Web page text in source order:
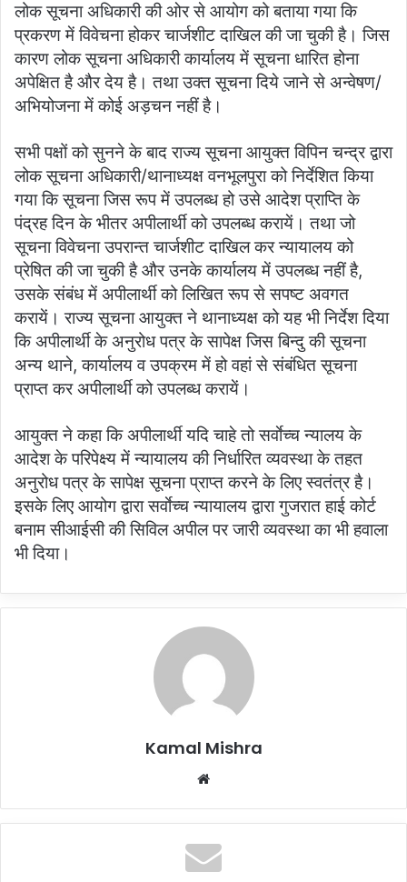
लोक सूचना अधिकारी की ओर से आयोग को बताया गया कि
प्रकरण में विवेचना होकर चार्जशीट दाखिल की जा चुकी है। जिस
कारण लोक सूचना अधिकारी कार्यालय में सूचना धारित होना
अपेक्षित है और देय है। तथा उक्त सूचना दिये जाने से अन्वेषण/
अभियोजना में कोई अड़चन नहीं है।
सभी पक्षों को सुनने के बाद राज्य सूचना आयुक्त विपिन चन्द्र द्वारा
लोक सूचना अधिकारी/थानाध्यक्ष वनभूलपुरा को निर्देशित किया
गया कि सूचना जिस रूप में उपलब्ध हो उसे आदेश प्राप्ति के
पंद्रह दिन के भीतर अपीलार्थी को उपलब्ध करायें। तथा जो
सूचना विवेचना उपरान्त चार्जशीट दाखिल कर न्यायालय को
प्रेषित की जा चुकी है और उनके कार्यालय में उपलब्ध नहीं है,
उसके संबंध में अपीलार्थी को लिखित रूप से सपष्ट अवगत
करायें। राज्य सूचना आयुक्त ने थानाध्यक्ष को यह भी निर्देश दिया
कि अपीलार्थी के अनुरोध पत्र के सापेक्ष जिस बिन्दु की सूचना
अन्य थाने, कार्यालय व उपक्रम में हो वहां से संबंधित सूचना
प्राप्त कर अपीलार्थी को उपलब्ध करायें।
आयुक्त ने कहा कि अपीलार्थी यदि चाहे तो सर्वाेच्च न्यालय के
आदेश के परिपेक्ष्य में न्यायालय की निर्धारित व्यवस्था के तहत
अनुरोध पत्र के सापेक्ष सूचना प्राप्त करने के लिए स्वतंत्र है।
इसके लिए आयोग द्वारा सर्वाेच्च न्यायालय द्वारा गुजरात हाई कोर्ट
बनाम सीआईसी की सिविल अपील पर जारी व्यवस्था का भी हवाला
भी दिया।
Kamal Mishra
Website